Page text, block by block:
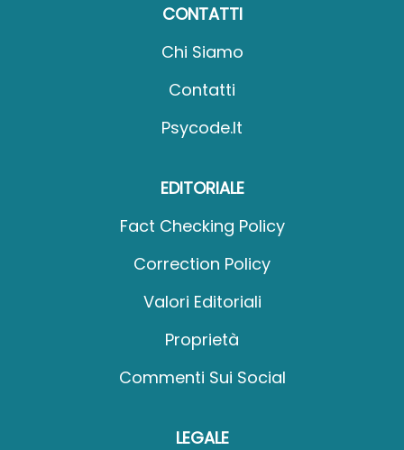
CONTATTI
Chi Siamo
Contatti
Psycode.it
EDITORIALE
Fact Checking Policy
Correction Policy
Valori Editoriali
Proprietà
Commenti Sui Social
LEGALE